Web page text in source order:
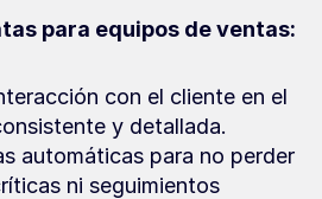
para equipos de ventas:
con el cliente en el
y detallada.
automáticas para no perder
ni seguimientos